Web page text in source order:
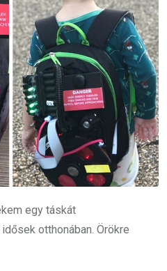
egy táskát
otthonában. Örökre